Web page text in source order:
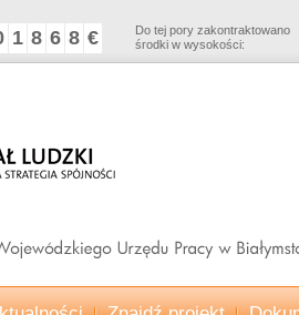
1 8 6 8 €
Do tej pory zakontraktowano
środki w wysokości: